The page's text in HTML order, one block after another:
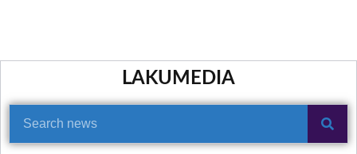
LAKUMEDIA